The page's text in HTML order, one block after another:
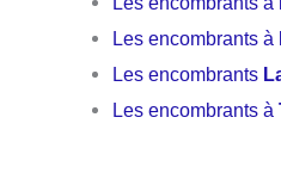
Les encombrants à
Les encombrants
Les encombrants à